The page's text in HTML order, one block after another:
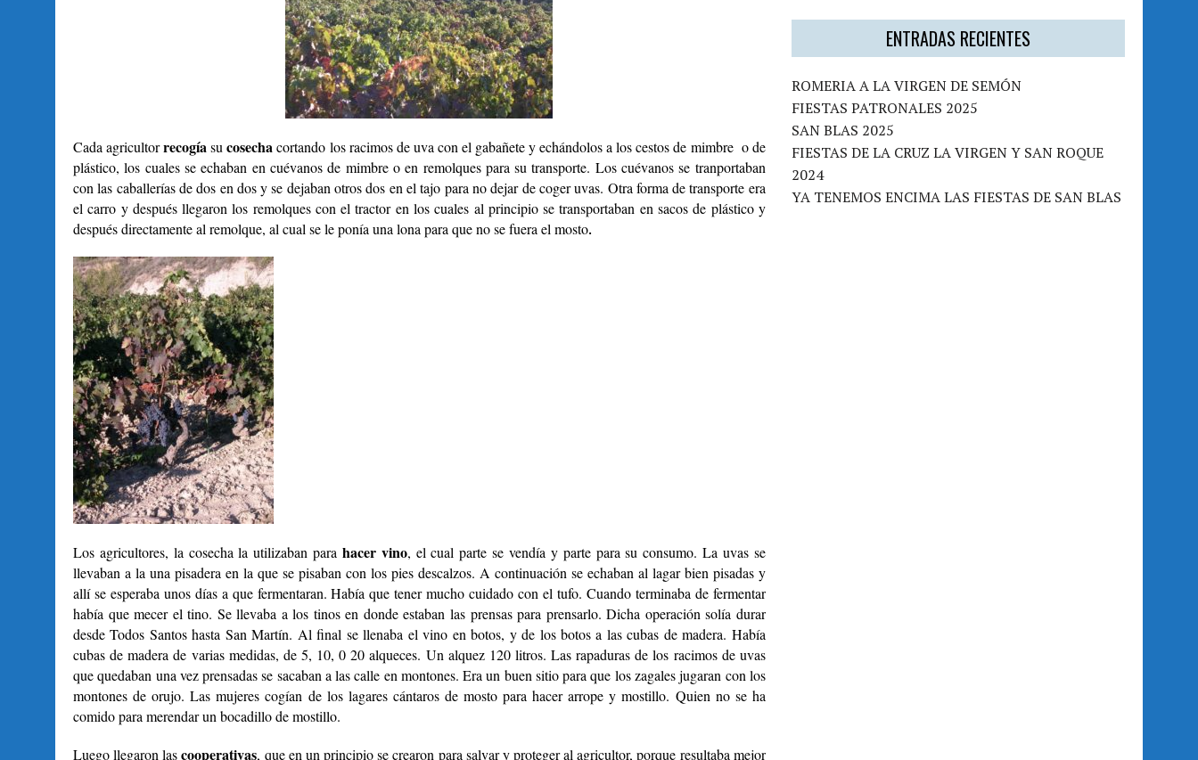
Cada agricultorrecogíasucosechacortando los racimos de uva con el gabañete y echándolos a los cestos de mimbre o de
plástico, los cuales se echaban en cuévanos de mimbre o en remolques para su transporte. Los cuévanos se tranportaban
con las caballerías de dos en dos y se dejaban otros dos en el tajo para no dejar de coger uvas. Otra forma de transporte era
el carro y después llegaron los remolques con el tractor en los cuales al principio se transportaban en sacos de plástico y
después directamente al remolque, al cual se le ponía una lona para que no se fuera el mosto.
Los agricultores, la cosecha la utilizaban para hacer vino, el cual parte se vendía y parte para su consumo. La uvas se
llevaban a la una pisadera en la que se pisaban con los pies descalzos. A continuación se echaban al lagar bien pisadas y
allí se esperaba unos días a que fermentaran. Había que tener mucho cuidado con el tufo. Cuando terminaba de fermentar
había que mecer el tino. Se llevaba a los tinos en donde estaban las prensas para prensarlo. Dicha operación solía durar
desde Todos Santos hasta San Martín. Al final se llenaba el vino en botos, y de los botos a las cubas de madera. Había
cubas de madera de varias medidas, de 5, 10, 0 20 alqueces. Un alquez 120 litros. Las rapaduras de los racimos de uvas
que quedaban una vez prensadas se sacaban a las calle en montones. Era un buen sitio para que los zagales jugaran con los
montones de orujo. Las mujeres cogían de los lagares cántaros de mosto para hacer arrope y mostillo. Quien no se ha
comido para merendar un bocadillo de mostillo.
Luego llegaron lascooperativas, que en un principio se crearon para salvar y proteger al agricultor, porque resultaba mejor
ENTRADAS RECIENTES
ROMERIA A LA VIRGEN DE SEMÓN
FIESTAS PATRONALES 2025
SAN BLAS 2025
FIESTAS DE LA CRUZ LA VIRGEN Y SAN ROQUE
2024
YA TENEMOS ENCIMA LAS FIESTAS DE SAN BLAS